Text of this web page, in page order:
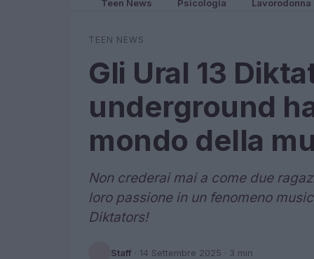
Teen News Psicologia Lavorodonna
TEEN NEWS
Gli Ural 13
underground
mondo della
Non crederai mai a come due
loro passione in un fenomeno
Diktators!
Staff · 14 Settembre 2025 · 3 min